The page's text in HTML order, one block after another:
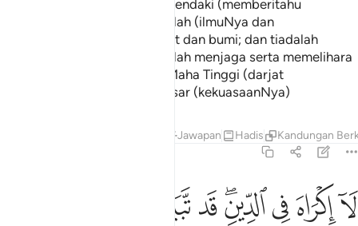
melainkan apa yang Allah kehendaki (memberitahu
kepadanya). Luasnya Kursi Allah (ilmuNya dan
kekuasaanNya) meliputi langit dan bumi; dan tiadalah
menjadi keberatan kepada Allah menjaga serta memelihara
keduanya. Dan Dia lah Yang Maha Tinggi (darjat
kemuliaanNya), lagi Maha Besar (kekuasaanNya)
Jawapan Hadis Kandungan
لا اكراه في الدين قد تبين الرشد من الغي فمن يكفر بالطاغوت ويومن
لَآ إِكْرَاهَ فِى ٱلدِّينِ ۖ قَد تَّبَيَّنَ ٱلرُّشْدُ مِنَ ٱلْغَىِّ ۚ فَمَن يَكْفُرْ بِٱلطَّـٰغُوتِ
ﳎﳏﳐﳑﳒﳓﳔ